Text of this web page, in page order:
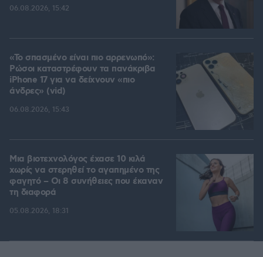
06.08.2026, 15:42
«Το σπασμένο είναι πιο αρρενωπό»:
Ρώσοι καταστρέφουν τα πανάκριβα
iPhone 17 για να δείχνουν «πιο
άνδρες» (vid)
06.08.2026, 15:43
Μια βιοτεχνολόγος έχασε 10 κιλά
χωρίς να στερηθεί το αγαπημένο της
φαγητό – Οι 8 συνήθειες που έκαναν
τη διαφορά
05.08.2026, 18:31